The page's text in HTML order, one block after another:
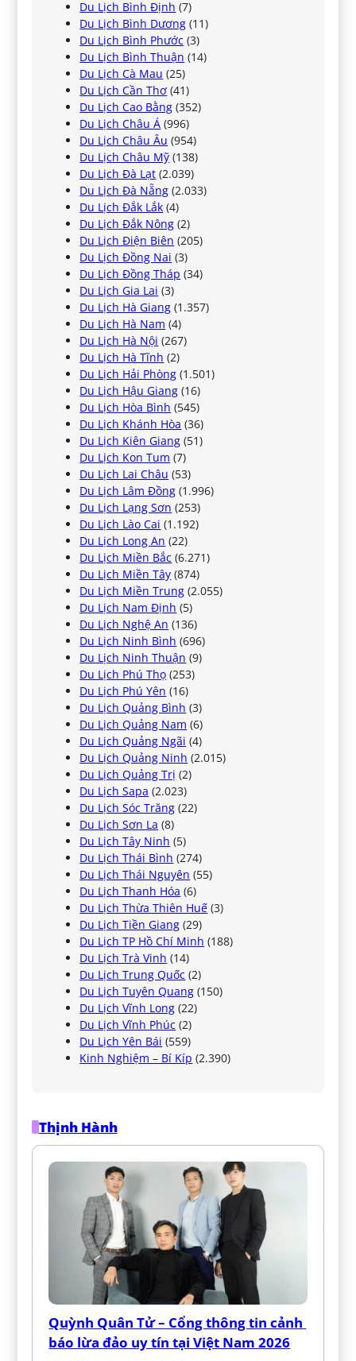
Du Lịch Bình Định (7)
Du Lịch Bình Dương (11)
Du Lịch Bình Phước (3)
Du Lịch Bình Thuận (14)
Du Lịch Cà Mau (25)
Du Lịch Cần Thơ (41)
Du Lịch Cao Bằng (352)
Du Lịch Châu Á (996)
Du Lịch Châu Âu (954)
Du Lịch Châu Mỹ (138)
Du Lịch Đà Lạt (2.039)
Du Lịch Đà Nẵng (2.033)
Du Lịch Đắk Lắk (4)
Du Lịch Đắk Nông (2)
Du Lịch Điện Biên (205)
Du Lịch Đồng Nai (3)
Du Lịch Đồng Tháp (34)
Du Lịch Gia Lai (3)
Du Lịch Hà Giang (1.357)
Du Lịch Hà Nam (4)
Du Lịch Hà Nội (267)
Du Lịch Hà Tĩnh (2)
Du Lịch Hải Phòng (1.501)
Du Lịch Hậu Giang (16)
Du Lịch Hòa Bình (545)
Du Lịch Khánh Hòa (36)
Du Lịch Kiên Giang (51)
Du Lịch Kon Tum (7)
Du Lịch Lai Châu (53)
Du Lịch Lâm Đồng (1.996)
Du Lịch Lạng Sơn (253)
Du Lịch Lào Cai (1.192)
Du Lịch Long An (22)
Du Lịch Miền Bắc (6.271)
Du Lịch Miền Tây (874)
Du Lịch Miền Trung (2.055)
Du Lịch Nam Định (5)
Du Lịch Nghệ An (136)
Du Lịch Ninh Bình (696)
Du Lịch Ninh Thuận (9)
Du Lịch Phú Thọ (253)
Du Lịch Phú Yên (16)
Du Lịch Quảng Bình (3)
Du Lịch Quảng Nam (6)
Du Lịch Quảng Ngãi (4)
Du Lịch Quảng Ninh (2.015)
Du Lịch Quảng Trị (2)
Du Lịch Sapa (2.023)
Du Lịch Sóc Trăng (22)
Du Lịch Sơn La (8)
Du Lịch Tây Ninh (5)
Du Lịch Thái Bình (274)
Du Lịch Thái Nguyên (55)
Du Lịch Thanh Hóa (6)
Du Lịch Thừa Thiên Huế (3)
Du Lịch Tiền Giang (29)
Du Lịch TP Hồ Chí Minh (188)
Du Lịch Trà Vinh (14)
Du Lịch Trung Quốc (2)
Du Lịch Tuyên Quang (150)
Du Lịch Vĩnh Long (22)
Du Lịch Vĩnh Phúc (2)
Du Lịch Yên Bái (559)
Kinh Nghiệm – Bí Kíp (2.390)
Thịnh Hành
Quỳnh Quân Tử – Cổng thông tin cảnh
báo lừa đảo uy tín tại Việt Nam 2026